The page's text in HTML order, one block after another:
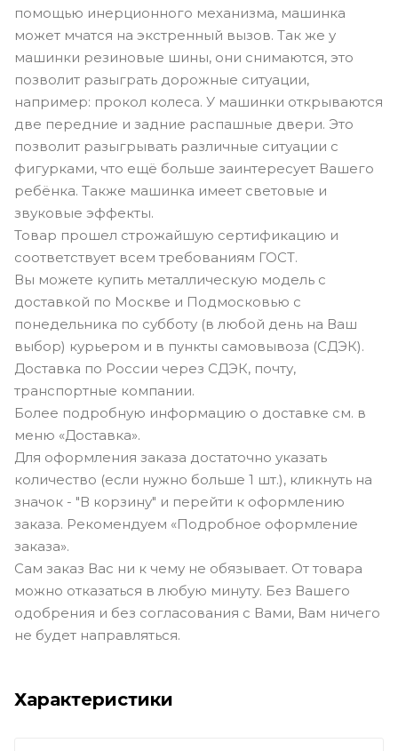
помощью инерционного механизма, машинка
может мчатся на экстренный вызов. Так же у
машинки резиновые шины, они снимаются, это
позволит разыграть дорожные ситуации,
например: прокол колеса. У машинки открываются
две передние и задние распашные двери. Это
позволит разыгрывать различные ситуации с
фигурками, что ещё больше заинтересует Вашего
ребёнка. Также машинка имеет световые и
звуковые эффекты.
Товар прошел строжайшую сертификацию и
соответствует всем требованиям ГОСТ.
Вы можете купить металлическую модель с
доставкой по Москве и Подмосковью с
понедельника по субботу (в любой день на Ваш
выбор) курьером и в пункты самовывоза (СДЭК).
Доставка по России через СДЭК, почту,
транспортные компании.
Более подробную информацию о доставке см. в
меню «Доставка».
Для оформления заказа достаточно указать
количество (если нужно больше 1 шт.), кликнуть на
значок - "В корзину" и перейти к оформлению
заказа. Рекомендуем «Подробное оформление
заказа».
Сам заказ Вас ни к чему не обязывает. От товара
можно отказаться в любую минуту. Без Вашего
одобрения и без согласования с Вами, Вам ничего
не будет направляться.
Характеристики